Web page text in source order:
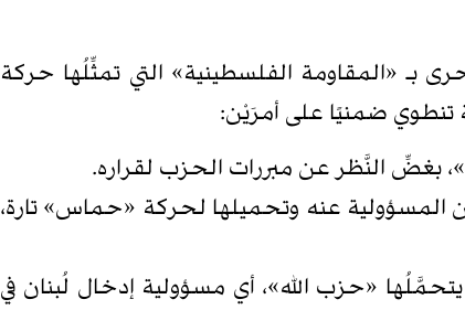
بـ «المقاومة الفلسطينية» التي تمثِّلُها حركة
تنطوي ضمنيًا على أمرَيْن:
النَّظر عن مبررات الحزب لقراره.
المسؤولية عنه وتحميلها لحركة «حماس» تارة،
«حزب الله»، أي مسؤولية إدخال لُبنان في